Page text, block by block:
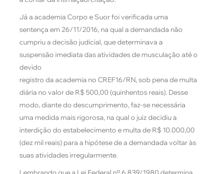
Já a academia Corpo e Suor foi verificada uma
sentença em 26/11/2016, na qual a demandada não
cumpriu a decisão judicial, que determinava a
suspensão imediata das atividades de musculação até o
devido
registro da academia no CREF16/RN, sob pena de multa
diária no valor de R$ 500,00 (quinhentos reais). Desse
modo, diante do descumprimento, faz-se necessária
uma medida mais rigorosa, na qual o juiz decidiu a
interdição do estabelecimento e multa de R$ 10.000,00
(dez mil reais) para a hipótese de a demandada voltar às
suas atividades irregularmente.